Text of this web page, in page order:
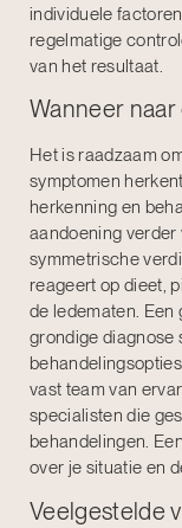
individuele
regelmatige
van het resultaat.
Wanneer
Het is raadzaam
symptomen
herkenning en
aandoening verder
symmetrische
reageert op dieet,
de ledematen. Een
grondige diagnose
vast team van
specialisten die
behandelingen.
over je situatie en
Veelgestelde